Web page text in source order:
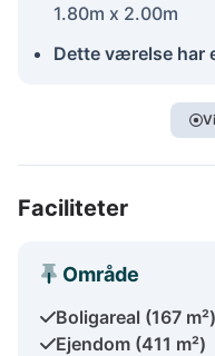
1.80m x 2.00m
Dette værelse har
Faciliteter
Område
Boligareal (167 m²)
Ejendom (411 m²)